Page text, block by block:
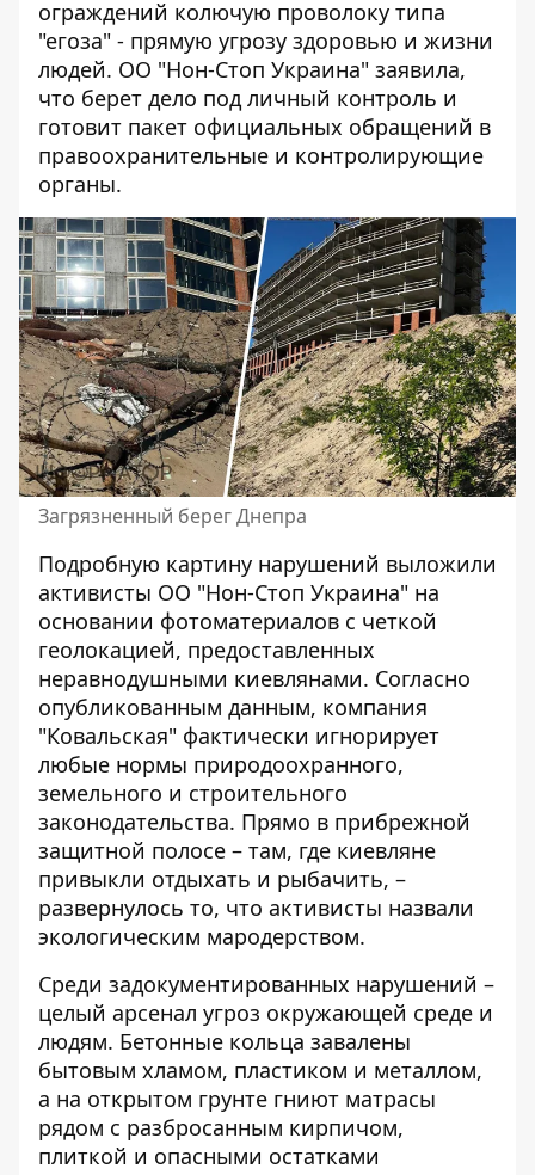
ограждений колючую проволоку типа
"егоза" - прямую угрозу здоровью и жизни
людей. ОО "Нон-Стоп Украина" заявила,
что берет дело под личный контроль и
готовит пакет официальных обращений в
правоохранительные и контролирующие
органы.
Загрязненный берег Днепра
Подробную картину нарушений выложили
активисты ОО "Нон-Стоп Украина" на
основании фотоматериалов с четкой
геолокацией, предоставленных
неравнодушными киевлянами. Согласно
опубликованным данным, компания
"Ковальская" фактически игнорирует
любые нормы природоохранного,
земельного и строительного
законодательства. Прямо в прибрежной
защитной полосе – там, где киевляне
привыкли отдыхать и рыбачить, –
развернулось то, что активисты назвали
экологическим мародерством.
Среди задокументированных нарушений –
целый арсенал угроз окружающей среде и
людям. Бетонные кольца завалены
бытовым хламом, пластиком и металлом,
а на открытом грунте гниют матрасы
рядом с разбросанным кирпичом,
плиткой и опасными остатками